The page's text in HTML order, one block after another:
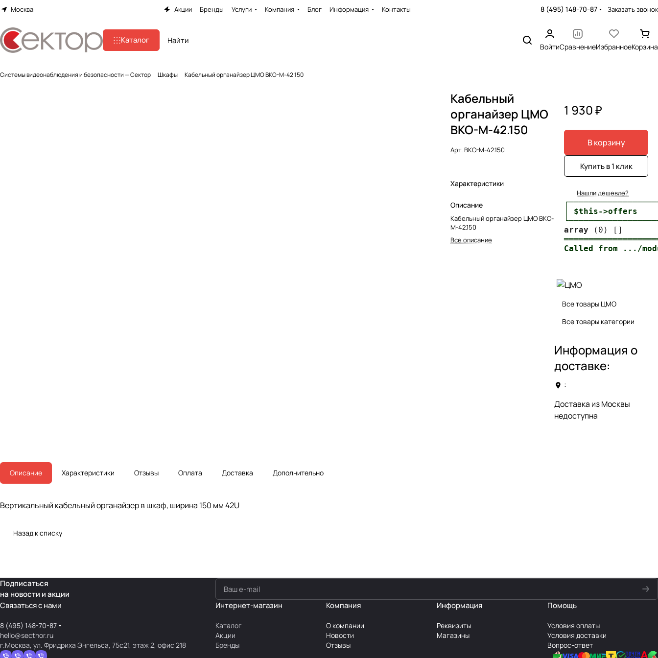
Москва Акции Бренды Услуги Компания Блог Информация Контакты 8 (495) 148-70-87 Заказать звонок
Каталог
ВойтиСравнениеИзбранноеКорзина
Системы видеонаблюдения и безопасности — Сектор Шкафы Кабельный органайзер ЦМО ВКО-М-42.150
Кабельный
органайзер ЦМО
ВКО-М-42.150
Арт.ВКО-М-42.150
Характеристики
Описание
Кабельный органайзер ЦМО ВКО-
М-42.150
Все описание
1 930 ₽
В корзину
Купить в 1 клик
Нашли дешевле?
│ $this-
array
Все товары ЦМО
Все товары категории
Информация о
доставке:
:
Доставка из Москвы
недоступна
Описание Характеристики Отзывы Оплата Доставка Дополнительно
Вертикальный кабельный органайзер в шкаф, ширина 150 мм 42U
Назад к списку
Подписаться
на новости и акции
Связаться с нами
8 (495) 148-70-87
hello@secthor.ru
г.Москва, ул. Фридриха Энгельса, 75с21, этаж 2, офис 218
Интернет-магазин
Каталог
Акции
Бренды
Компания
О компании
Новости
Отзывы
Информация
Реквизиты
Магазины
Помощь
Условия оплаты
Условия доставки
Вопрос-ответ